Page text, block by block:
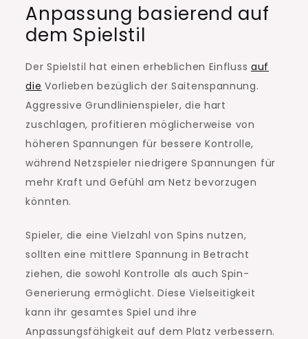
Anpassung basierend auf
dem Spielstil
Der Spielstil hat einen erheblichen Einfluss auf
die Vorlieben bezüglich der Saitenspannung.
Aggressive Grundlinienspieler, die hart
zuschlagen, profitieren möglicherweise von
höheren Spannungen für bessere Kontrolle,
während Netzspieler niedrigere Spannungen für
mehr Kraft und Gefühl am Netz bevorzugen
könnten.
Spieler, die eine Vielzahl von Spins nutzen,
sollten eine mittlere Spannung in Betracht
ziehen, die sowohl Kontrolle als auch Spin-
Generierung ermöglicht. Diese Vielseitigkeit
kann ihr gesamtes Spiel und ihre
Anpassungsfähigkeit auf dem Platz verbessern.